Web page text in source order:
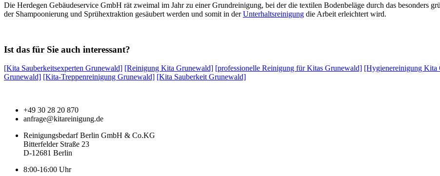
Die Herdegen Gebäudeservice GmbH rät zweimal im Jahr zu einer Grundreinigung, bei der die textilen Bodenbeläge durch das besonders
der Shampoonierung und Sprühextraktion gesäubert werden und somit in derUnterhaltsreinigung die Arbeit erleichtert wird.
Ist das für Sie auch interessant?
[Kita Sauberkeitsexperten Grunewald] [Reinigung Kita Grunewald] [professionelle Reinigung für Kitas Grunewald] [Hygienereinigung Kita
Grunewald] [Kita-Treppenreinigung Grunewald] [Kita Sauberkeit Grunewald]
+49 30 28 20 870
anfrage@kitareinigung.de
Reinigungsbedarf Berlin GmbH & Co.KG
Bitterfelder Straße 23
D-12681 Berlin
8:00-16:00 Uhr